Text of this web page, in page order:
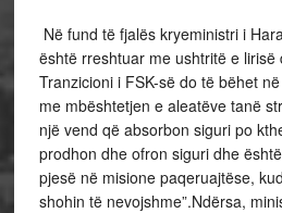
Në fund të fjalës kryeministri i
është rreshtuar me ushtritë e lirisë
Tranzicioni i FSK-së do të bëhet
me mbështetjen e aleatëve tanë
një vend që absorbon siguri po
prodhon dhe ofron siguri dhe
pjesë në misione paqeruajtëse,
shohin të nevojshme”.Ndërsa,